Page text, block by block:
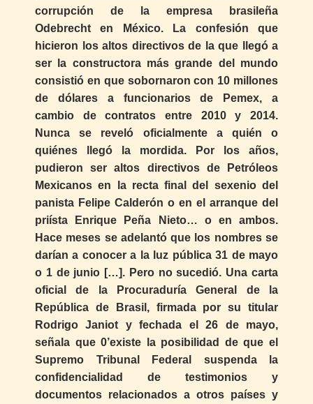
corrupción de la empresa brasileña
Odebrecht en México. La confesión que
hicieron los altos directivos de la que llegó a
ser la constructora más grande del mundo
consistió en que sobornaron con 10 millones
de dólares a funcionarios de Pemex, a
cambio de contratos entre 2010 y 2014.
Nunca se reveló oficialmente a quién o
quiénes llegó la mordida. Por los años,
pudieron ser altos directivos de Petróleos
Mexicanos en la recta final del sexenio del
panista Felipe Calderón o en el arranque del
priísta Enrique Peña Nieto… o en ambos.
Hace meses se adelantó que los nombres se
darían a conocer a la luz pública 31 de mayo
o 1 de junio […]. Pero no sucedió. Una carta
oficial de la Procuraduría General de la
República de Brasil, firmada por su titular
Rodrigo Janiot y fechada el 26 de mayo,
señala que 0’existe la posibilidad de que el
Supremo Tribunal Federal suspenda la
confidencialidad de testimonios y
documentos relacionados a otros países y